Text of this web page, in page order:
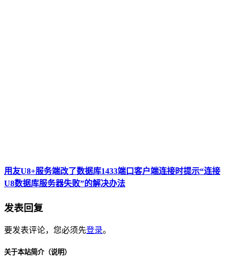
用友U8+服务端改了数据库1433端口客户端连接时提示“连接
U8数据库服务器失败”的解决办法
发表回复
要发表评论，您必须先登录。
关于本站简介（说明）